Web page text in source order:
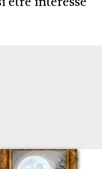
Mon loup et la lune